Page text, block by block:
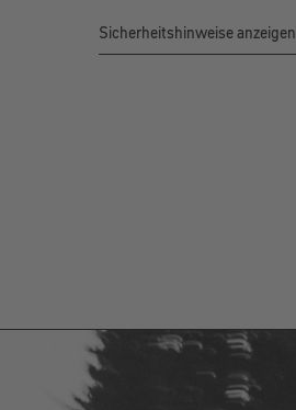
Sicherheitshinweise anzeigen